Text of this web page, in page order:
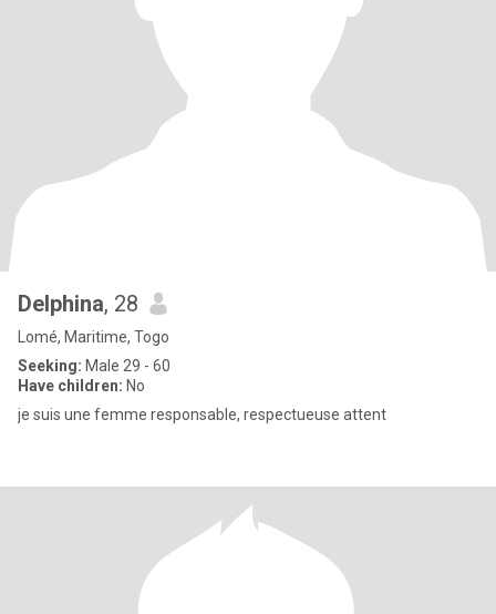
Delphina, 28
Lomé, Maritime, Togo
Seeking: Male 29 - 60
Have children: No
je suis une femme responsable, respectueuse attent